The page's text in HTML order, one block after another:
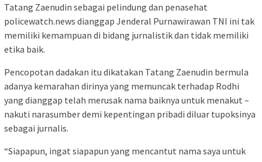
Tatang Zaenudin sebagai pelindung dan penasehat
policewatch.news dianggap Jenderal Purnawirawan TNI ini tak
memiliki kemampuan di bidang jurnalistik dan tidak memiliki
etika baik.
Pencopotan dadakan itu dikatakan Tatang Zaenudin bermula
adanya kemarahan dirinya yang memuncak terhadap Rodhi
yang dianggap telah merusak nama baiknya untuk menakut –
nakuti narasumber demi kepentingan pribadi diluar tupoksinya
sebagai jurnalis.
“Siapapun, ingat siapapun yang mencantut nama saya untuk